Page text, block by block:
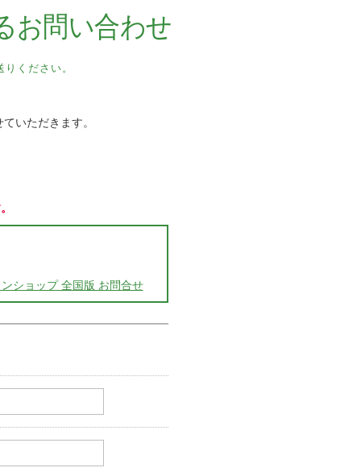
お問い合わせ
ください。
いただきます。
ショップ 全国版 お問合せ